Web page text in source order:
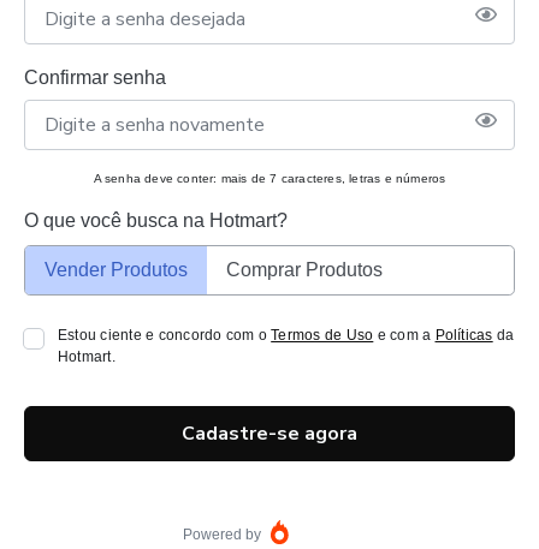
Confirmar senha
A senha deve conter: mais de 7 caracteres, letras e números
O que você busca na Hotmart?
Vender Produtos Comprar Produtos
Estou ciente e concordo com oTermos de Uso e com a Políticas da
Hotmart.
Cadastre-se agora
Powered by